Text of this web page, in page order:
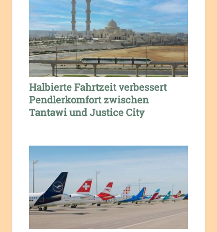
Halbierte Fahrtzeit verbessert
Pendlerkomfort zwischen
Tantawi und Justice City